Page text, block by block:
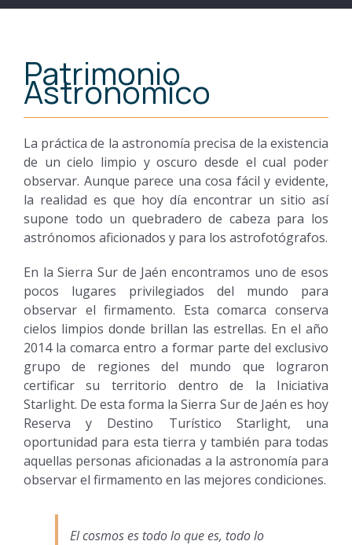
Patrimonio
Astronómico
La práctica de la astronomía precisa de la existencia
de un cielo limpio y oscuro desde el cual poder
observar. Aunque parece una cosa fácil y evidente,
la realidad es que hoy día encontrar un sitio así
supone todo un quebradero de cabeza para los
astrónomos aficionados y para los astrofotógrafos.
En la Sierra Sur de Jaén encontramos uno de esos
pocos lugares privilegiados del mundo para
observar el firmamento. Esta comarca conserva
cielos limpios donde brillan las estrellas. En el año
2014 la comarca entro a formar parte del exclusivo
grupo de regiones del mundo que lograron
certificar su territorio dentro de la Iniciativa
Starlight. De esta forma la Sierra Sur de Jaén es hoy
Reserva y Destino Turístico Starlight, una
oportunidad para esta tierra y también para todas
aquellas personas aficionadas a la astronomía para
observar el firmamento en las mejores condiciones.
El cosmos es todo lo que es, todo lo